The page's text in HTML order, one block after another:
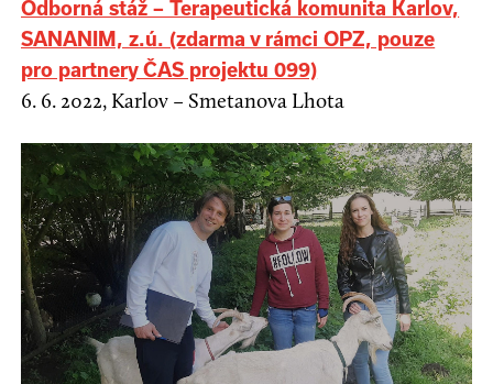
Odborná stáž – Terapeutická komunita Karlov,
SANANIM, z.ú. (zdarma v rámci OPZ, pouze
pro partnery ČAS projektu 099)
6. 6. 2022, Karlov – Smetanova Lhota